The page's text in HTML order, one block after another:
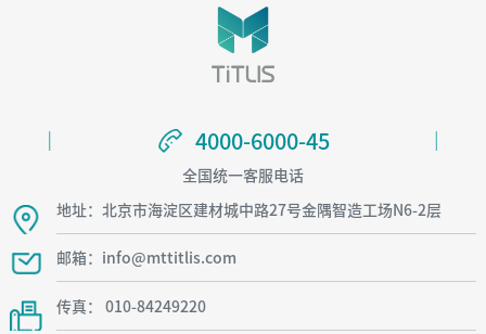
4000-6000-45
4000-6000-45
全国统一客服电话
地址：北京市海淀区建材城中路27号金隅智造工场N6-2层
邮箱：info@mttitlis.com
传真： 010-84249220